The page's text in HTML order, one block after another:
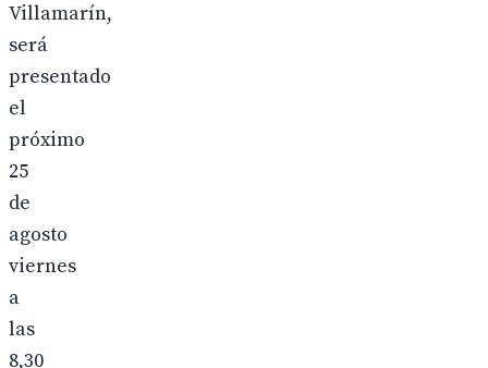
Villamarín,
será
presentado
el
próximo
25
de
agosto
viernes
a
las
8,30